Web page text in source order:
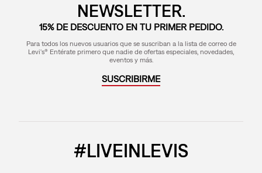
NEWSLETTER.
15% DE DESCUENTO EN TU PRIMER PEDIDO.
Para todos los nuevos usuarios que se suscriban a la lista de correo de
Levi's® Entérate primero que nadie de ofertas especiales, novedades,
eventos y más.
SUSCRIBIRME
#LIVEINLEVIS